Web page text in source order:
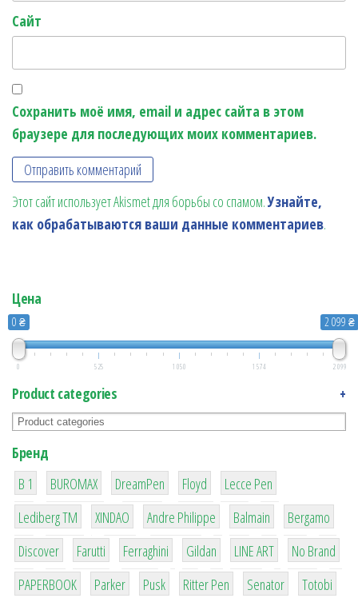
Сайт
Сохранить моё имя, email и адрес сайта в этом
браузере для последующих моих комментариев.
Этот сайт использует Akismet для борьбы со спамом.Узнайте,
как обрабатываются ваши данные комментариев.
Цена
0 ₴ 2 099 ₴
0 525 1 050 1 574 2 099
Product categories +
Бренд
B 1
1
BUROMAX
1
DreamPen
2
Floyd
2
Lecce Pen
3
Lediberg ТМ
3
XINDAO
1
Andre Philippe
4
Balmain
26
Bergamo
64
Discover
299
Farutti
4
Ferraghini
42
Gildan
4
LINE ART
90
No Brand
8
PAPERBOOK
6
Parker
2
Pusk
22
Ritter Pen
15
Senator
43
Totobi